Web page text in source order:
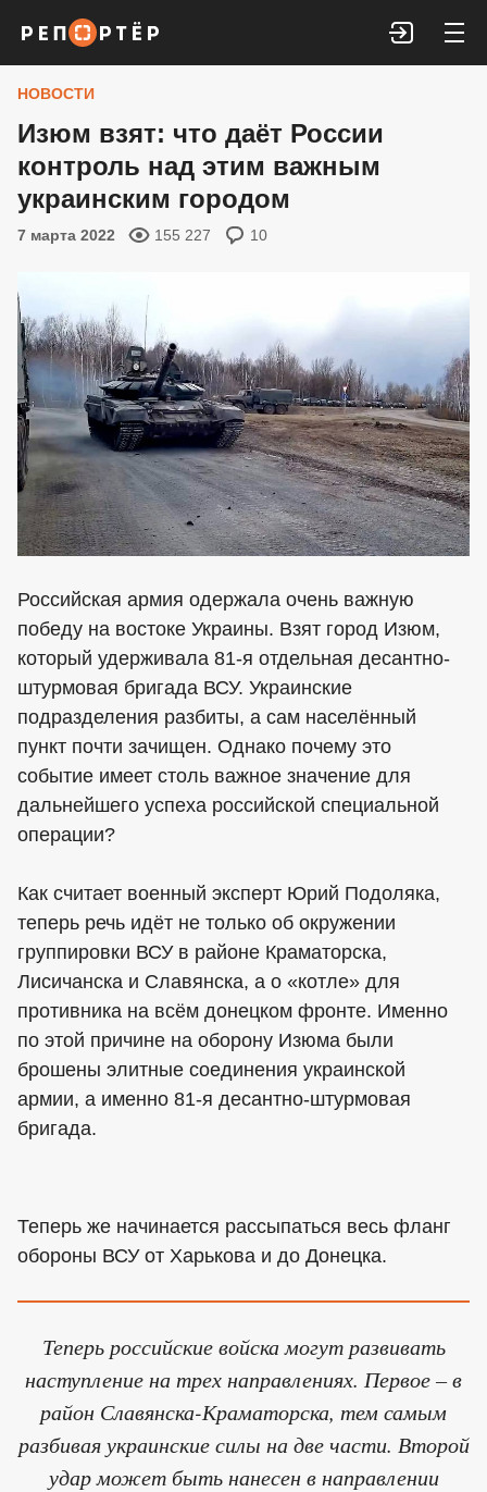
Войти
НОВОСТИ
Изюм взят: что даёт России
контроль над этим важным
украинским городом
7 марта 2022 155 227 10
Российская армия одержала очень важную
победу на востоке Украины. Взят город Изюм,
который удерживала 81-я отдельная десантно-
штурмовая бригада ВСУ. Украинские
подразделения разбиты, а сам населённый
пункт почти зачищен. Однако почему это
событие имеет столь важное значение для
дальнейшего успеха российской специальной
операции?
Как считает военный эксперт Юрий Подоляка,
теперь речь идёт не только об окружении
группировки ВСУ в районе Краматорска,
Лисичанска и Славянска, а о «котле» для
противника на всём донецком фронте. Именно
по этой причине на оборону Изюма были
брошены элитные соединения украинской
армии, а именно 81-я десантно-штурмовая
бригада.
Теперь же начинается рассыпаться весь фланг
обороны ВСУ от Харькова и до Донецка.
Теперь российские войска могут развивать
наступление на трех направлениях. Первое – в
район Славянска-Краматорска, тем самым
разбивая украинские силы на две части. Второй
удар может быть нанесен в направлении